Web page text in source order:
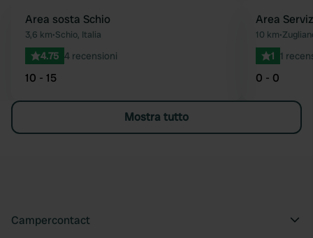
Preferito
Area sosta Schio
3,6 km•Schio, Italia
4.75 4 recensioni
10 - 15
Area
10 km•
1 1
0 - 0
Mostra tutto
Campercontact